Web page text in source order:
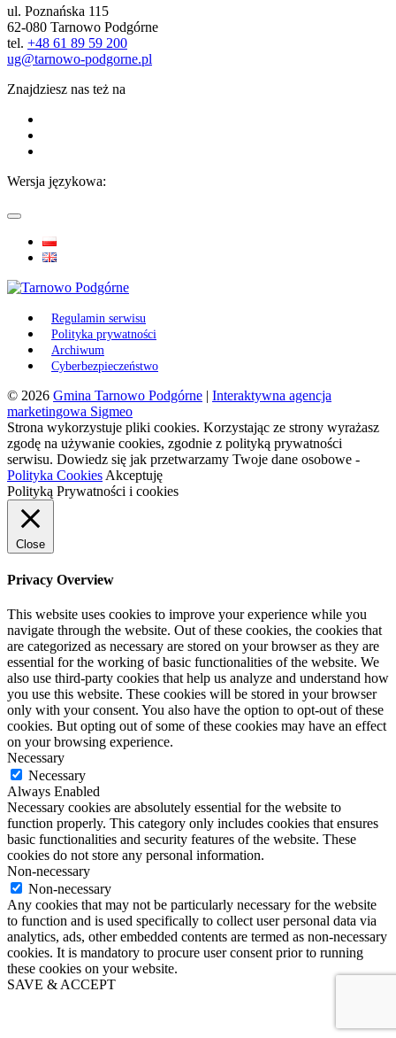
ul. Poznańska 115
62-080 Tarnowo Podgórne
tel. +48 61 89 59 200
ug@tarnowo-podgorne.pl
Znajdziesz nas też na
Wersja językowa:
Regulamin serwisu
Polityka prywatności
Archiwum
Cyberbezpieczeństwo
© 2026 Gmina Tarnowo Podgórne | Interaktywna agencja
marketingowa Sigmeo
Strona wykorzystuje pliki cookies. Korzystając ze strony wyrażasz
zgodę na używanie cookies, zgodnie z polityką prywatności
serwisu. Dowiedz się jak przetwarzamy Twoje dane osobowe -
Polityka Cookies Akceptuję
Polityką Prywatności i cookies
Close
Privacy Overview
This website uses cookies to improve your experience while you
navigate through the website. Out of these cookies, the cookies that
are categorized as necessary are stored on your browser as they are
essential for the working of basic functionalities of the website. We
also use third-party cookies that help us analyze and understand how
you use this website. These cookies will be stored in your browser
only with your consent. You also have the option to opt-out of these
cookies. But opting out of some of these cookies may have an effect
on your browsing experience.
Necessary
Necessary
Always Enabled
Necessary cookies are absolutely essential for the website to
function properly. This category only includes cookies that ensures
basic functionalities and security features of the website. These
cookies do not store any personal information.
Non-necessary
Non-necessary
Any cookies that may not be particularly necessary for the website
to function and is used specifically to collect user personal data via
analytics, ads, other embedded contents are termed as non-necessary
cookies. It is mandatory to procure user consent prior to running
these cookies on your website.
SAVE & ACCEPT